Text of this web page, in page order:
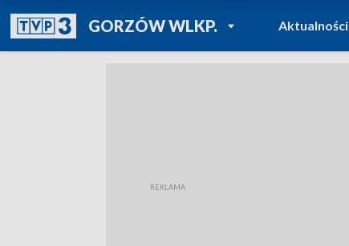
GORZÓW WLKP.POWRÓT DO
TVP REGIONY
Aktualności